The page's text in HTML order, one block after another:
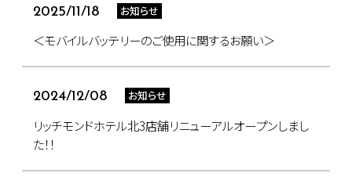
2025/11/18 お知らせ
＜モバイルバッテリーのご使用に関するお願い＞
2024/12/08 お知らせ
リッチモンドホテル北3店舗リニューアルオープンしまし
た！！